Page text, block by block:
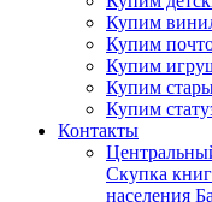
Купим
Купим
Купим
Купим
Купим
Контакты
Скупка
населения